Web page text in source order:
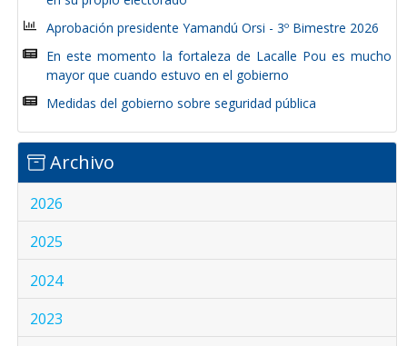
Aprobación presidente Yamandú Orsi - 3º Bimestre 2026
En este momento la fortaleza de Lacalle Pou es mucho
mayor que cuando estuvo en el gobierno
Medidas del gobierno sobre seguridad pública
Archivo
2026
2025
2024
2023